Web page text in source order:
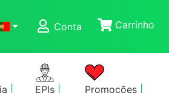
Conta
Carrinho
EPIs Promoções